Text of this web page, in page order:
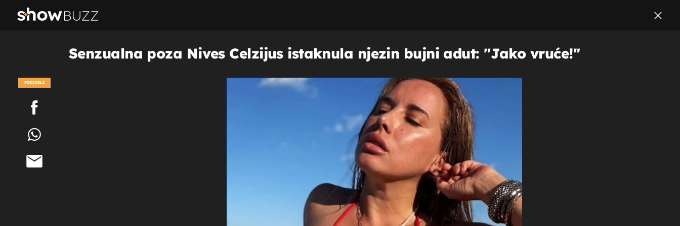
Senzualna poza Nives Celzijus istaknula njezin bujni adut: "Jako vruće!"
PODIJELI